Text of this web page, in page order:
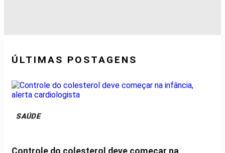
ÚLTIMAS POSTAGENS
SAÚDE
Controle do colesterol deve começar na